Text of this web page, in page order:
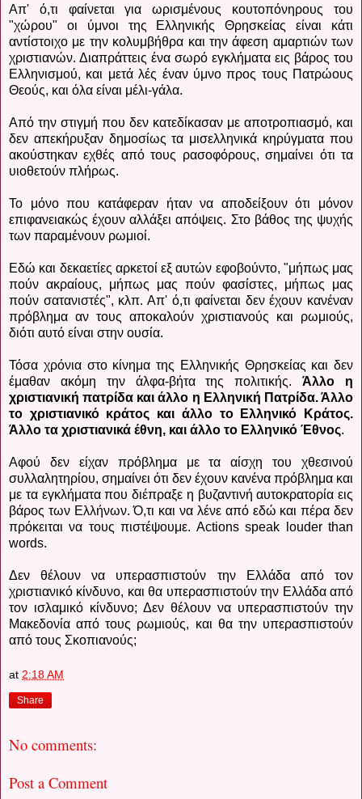
Απ' ό,τι φαίνεται για ωρισμένους κουτοπόνηρους του
"χώρου" οι ύμνοι της Ελληνικής Θρησκείας είναι κάτι
αντίστοιχο με την κολυμβήθρα και την άφεση αμαρτιών των
χριστιανών. Διαπράττεις ένα σωρό εγκλήματα εις βάρος του
Ελληνισμού, και μετά λές έναν ύμνο προς τους Πατρώους
Θεούς, και όλα είναι μέλι-γάλα.
Από την στιγμή που δεν κατεδίκασαν με αποτροπιασμό, και
δεν απεκήρυξαν δημοσίως τα μισελληνικά κηρύγματα που
ακούστηκαν εχθές από τους ρασοφόρους, σημαίνει ότι τα
υιοθετούν πλήρως.
Το μόνο που κατάφεραν ήταν να αποδείξουν ότι μόνον
επιφανειακώς έχουν αλλάξει απόψεις. Στο βάθος της ψυχής
των παραμένουν ρωμιοί.
Εδώ και δεκαετίες αρκετοί εξ αυτών εφοβούντο, "μήπως μας
πούν ακραίους, μήπως μας πούν φασίστες, μήπως μας
πούν σατανιστές", κλπ. Απ' ό,τι φαίνεται δεν έχουν κανέναν
πρόβλημα αν τους αποκαλούν χριστιανούς και ρωμιούς,
διότι αυτό είναι στην ουσία.
Τόσα χρόνια στο κίνημα της Ελληνικής Θρησκείας και δεν
έμαθαν ακόμη την άλφα-βήτα της πολιτικής.Άλλο η
χριστιανική πατρίδα και άλλο η Ελληνική Πατρίδα. Άλλο
το χριστιανικό κράτος και άλλο το Ελληνικό Κράτος.
Άλλο τα χριστιανικά έθνη, και άλλο το Ελληνικό Έθνος.
Αφού δεν είχαν πρόβλημα με τα αίσχη του χθεσινού
συλλαλητηρίου, σημαίνει ότι δεν έχουν κανένα πρόβλημα και
με τα εγκλήματα που διέπραξε η βυζαντινή αυτοκρατορία εις
βάρος των Ελλήνων. Ό,τι και να λένε από εδώ και πέρα δεν
πρόκειται να τους πιστέψουμε. Actions speak louder than
words.
Δεν θέλουν να υπερασπιστούν την Ελλάδα από τον
χριστιανικό κίνδυνο, και θα υπερασπιστούν την Ελλάδα από
τον ισλαμικό κίνδυνο; Δεν θέλουν να υπερασπιστούν την
Μακεδονία από τους ρωμιούς, και θα την υπερασπιστούν
από τους Σκοπιανούς;
at 2:18 AM
Share
No comments:
Post a Comment